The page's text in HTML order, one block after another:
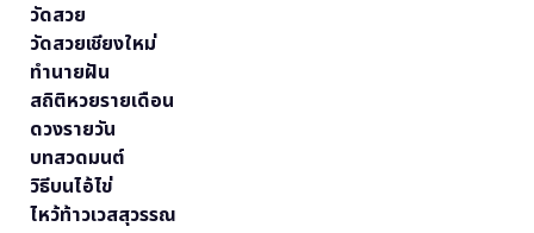
วัดสวย
วัดสวยเชียงใหม่
ทำนายฝัน
สถิติหวยรายเดือน
ดวงรายวัน
บทสวดมนต์
วิธีบนไอ้ไข่
ไหว้ท้าวเวสสุวรรณ